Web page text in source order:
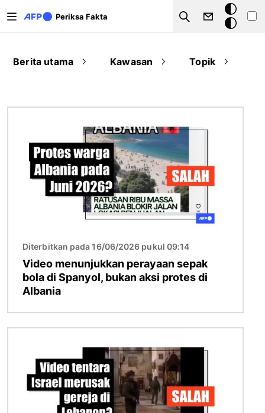
Periksa Fakta
Search
Mode
gelap
Berita utama Kawasan Topik
Diterbitkan pada 16/06/2026 pukul 09:14
Video menunjukkan perayaan sepak
bola di Spanyol, bukan aksi protes di
Albania